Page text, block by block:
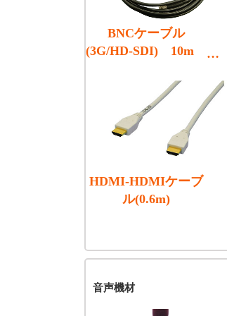
BNCケーブル
(3G/HD-SDI) 10m
HDMI-HDMIケーブ
ル(0.6m)
音声機材